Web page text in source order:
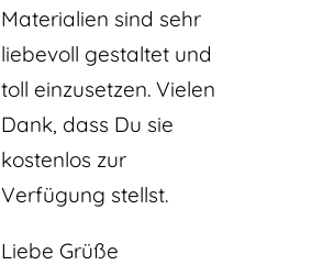
Materialien sind sehr
liebevoll gestaltet und
toll einzusetzen. Vielen
Dank, dass Du sie
kostenlos zur
Verfügung stellst.
Liebe Grüße